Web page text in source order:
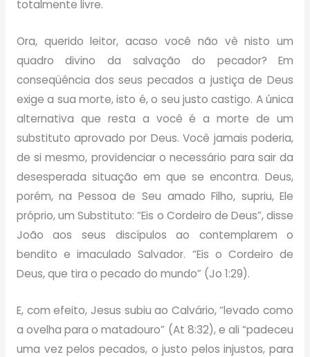
totalmente livre.
Ora, querido leitor, acaso você não vê nisto um
quadro divino da salvação do pecador? Em
conseqüência dos seus pecados a justiça de Deus
exige a sua morte, isto é, o seu justo castigo. A única
alternativa que resta a você é a morte de um
substituto aprovado por Deus. Você jamais poderia,
de si mesmo, providenciar o necessário para sair da
desesperada situação em que se encontra. Deus,
porém, na Pessoa de Seu amado Filho, supriu, Ele
próprio, um Substituto: “Eis o Cordeiro de Deus”, disse
João aos seus discípulos ao contemplarem o
bendito e imaculado Salvador. “Eis o Cordeiro de
Deus, que tira o pecado do mundo” (Jo 1:29).
E, com efeito, Jesus subiu ao Calvário, “levado como
a ovelha para o matadouro” (At 8:32), e ali “padeceu
uma vez pelos pecados, o justo pelos injustos, para